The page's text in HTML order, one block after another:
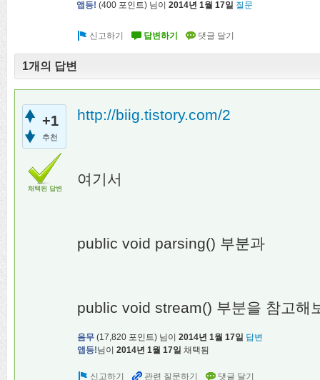
앱등! (400 포인트) 님이 2014년 1월 17일 질문
1개의 답변
+1
추천
채택된 답변
http://biig.tistory.com/2
여기서
public void parsing() 부분과
public void stream() 부분을 참고해
음무 (17,820 포인트) 님이 2014년 1월 17일 답변
앱등!님이 2014년 1월 17일 채택됨